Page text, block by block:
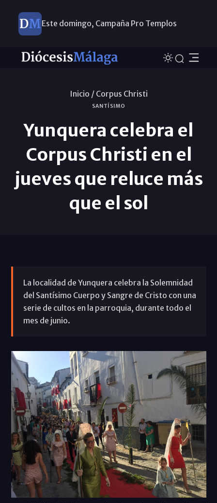
Este domingo, Campaña Pro Templos
Inicio / Corpus Christi
SANTÍSIMO
Yunquera celebra el
Corpus Christi en el
jueves que reluce más
que el sol
La localidad de Yunquera celebra la Solemnidad
del Santísimo Cuerpo y Sangre de Cristo con una
serie de cultos en la parroquia, durante todo el
mes de junio.